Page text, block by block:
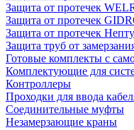
Защита от протечек
Защита от протечек
Защита от протечек
Защита труб от
Готовые комплекты с
Комплектующие для
Контроллеры
Проходки для ввода
Соединительные муфты
Незамерзающие краны